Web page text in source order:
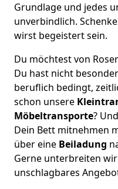
Grundlage und jedes
unverbindlich.
wirst begeistert sein.
Du möchtest von
Du hast nicht
beruflich bedingt,
schon unsere
Möbeltransporte?
Dein Bett mitnehmen
über eine Beiladung
Gerne unterbreiten
unschlagbares